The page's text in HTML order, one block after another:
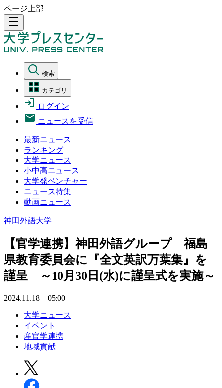
ページ上部
density_medium
検索
カテゴリ
ログイン
ニュースを受信
最新ニュース
ランキング
大学ニュース
小中高ニュース
大学発ベンチャー
ニュース特集
動画ニュース
神田外語大学
【官学連携】神田外語グループ 福島
県教育委員会に『全文英訳万葉集』を
謹呈 ～10月30日(水)に謹呈式を実施～
2024.11.18 05:00
大学ニュース
イベント
産官学連携
地域貢献